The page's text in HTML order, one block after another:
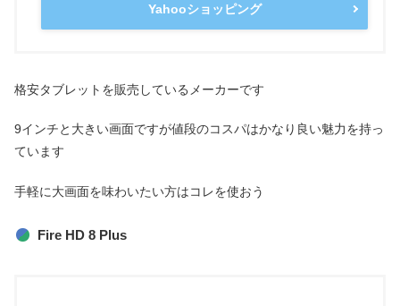
Yahooショッピング
格安タブレットを販売しているメーカーです
9インチと大きい画面ですが値段のコスパはかなり良い魅力を持っ
ています
手軽に大画面を味わいたい方はコレを使おう
Fire HD 8 Plus